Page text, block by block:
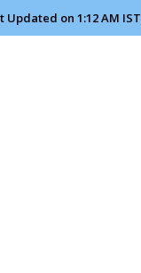
Updated on 1:12 AM IST